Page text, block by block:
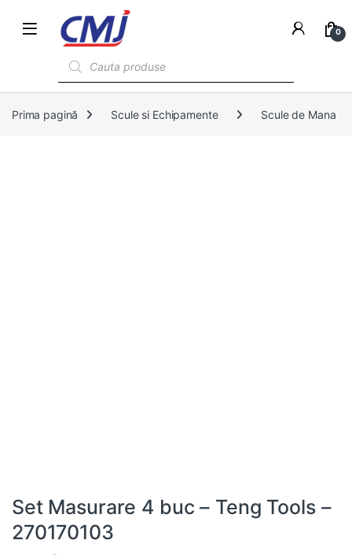
0
Prima pagină Scule si Echipamente Scule de Mana
Set Masurare 4 buc – Teng Tools –
270170103